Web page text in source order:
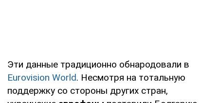
Эти данные традиционно обнародовали в
Eurovision World. Несмотря на тотальную
поддержку со стороны других стран,